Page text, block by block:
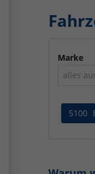
Marke
alles
5100